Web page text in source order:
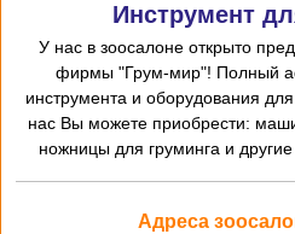
Инструмент
У нас в зоосалоне открыто
фирмы "Грум-мир"! Полный
инструмента и оборудования
нас Вы можете приобрести:
ножницы для груминга и
Адреса